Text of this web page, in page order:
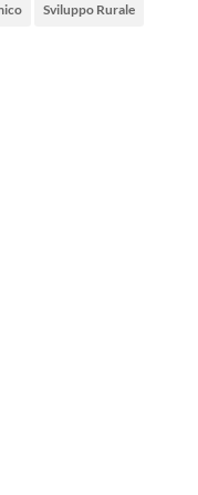
Sviluppo Rurale